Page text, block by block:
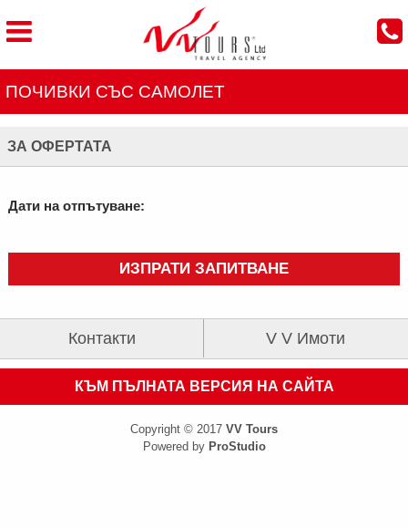
ПОЧИВКИ СЪС САМОЛЕТ
ЗА ОФЕРТАТА
Дати на отпътуване:
ИЗПРАТИ ЗАПИТВАНЕ
Контакти V V Имоти
КЪМ ПЪЛНАТА ВЕРСИЯ НА САЙТА
Copyright © 2017 VV Tours
Powered by ProStudio